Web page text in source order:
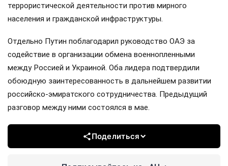
террористической деятельности против мирного
населения и гражданской инфраструктуры.
Отдельно Путин поблагодарил руководство ОАЭ за
содействие в организации обмена военнопленными
между Россией и Украиной. Оба лидера подтвердили
обоюдную заинтересованность в дальнейшем развитии
российско-эмиратского сотрудничества. Предыдущий
разговор между ними состоялся в мае.
Поделиться